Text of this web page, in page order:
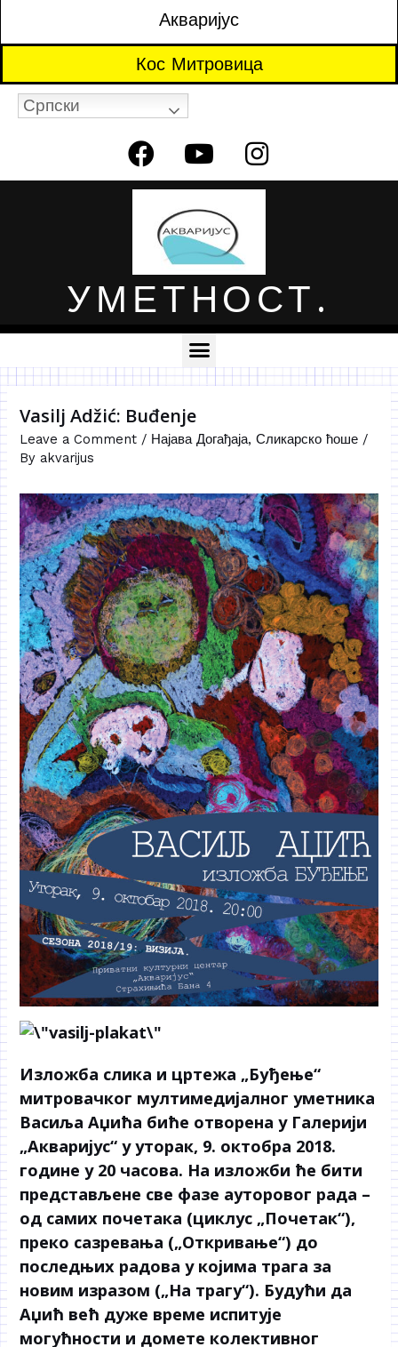
Акваријус
Кос Митровица
Српски
УМЕТНОСТ.
Vasilj Adžić: Buđenje
Leave a Comment / Најава Догађаја,Сликарско ћоше /
By akvarijus
Изложба слика и цртежа „Буђење“
митровачког мултимедијалног уметника
Васиља Аџића биће отворена у Галерији
„Акваријус“ у уторак, 9. октобра 2018.
године у 20 часова. На изложби ће бити
представљене све фазе ауторовог рада –
од самих почетака (циклус „Почетак“),
преко сазревања („Откривање“) до
последњих радова у којима трага за
новим изразом („На трагу“). Будући да
Аџић већ дуже време испитује
могућности и домете колективног